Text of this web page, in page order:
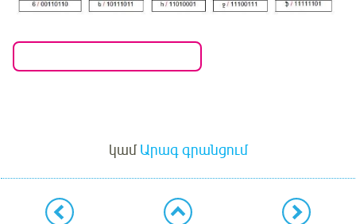
կամԱրագ գրանցում